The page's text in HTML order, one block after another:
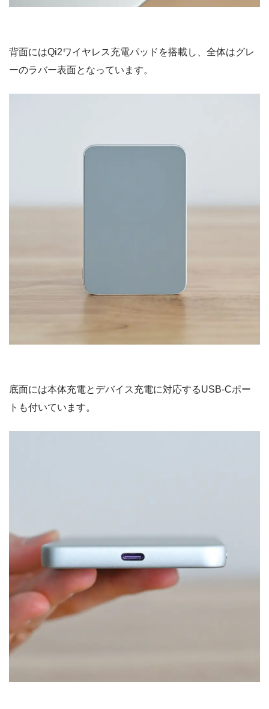
背面にはQi2ワイヤレス充電パッドを搭載し、全体はグレ
ーのラバー表面となっています。
底面には本体充電とデバイス充電に対応するUSB-Cポー
トも付いています。